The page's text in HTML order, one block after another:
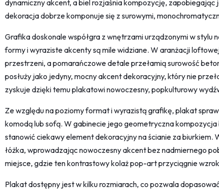
dynamiczny akcent, a biel rozjaśnia kompozycję,
dekoracja dobrze komponuje się z surowymi,
Grafika doskonale współgra z wnętrzami urządzonymi w stylu
formy i wyraziste akcenty są mile widziane. W aranżacji
przestrzeni, a pomarańczowe detale przełamią surowość
posłuży jako jedyny, mocny akcent dekoracyjny, który nie
zyskuje dzięki temu plakatowi nowoczesny, popkulturowy
Ze względu na poziomy format i wyrazistą grafikę, plakat
komodą lub sofą. W gabinecie jego geometryczna
stanowić ciekawy element dekoracyjny na ścianie za biurkiem.
łóżka, wprowadzając nowoczesny akcent bez nadmiernego
miejsce, gdzie ten kontrastowy kolaż pop-art przyciągnie
Plakat dostępny jest w kilku rozmiarach, co pozwala